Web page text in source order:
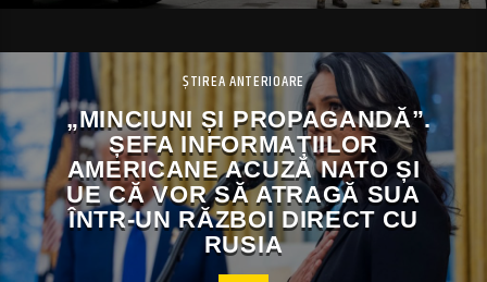
ȘTIREA ANTERIOARE
„MINCIUNI ȘI PROPAGANDĂ”.
ȘEFA INFORMAȚIILOR
AMERICANE ACUZĂ NATO ȘI
UE CĂ VOR SĂ ATRAGĂ SUA
ÎNTR-UN RĂZBOI DIRECT CU
RUSIA